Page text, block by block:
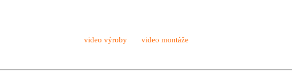
video výroby video montáže